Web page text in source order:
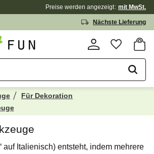
Nächste Lieferung
Preise werden angezeigt mit MwSt.
Für Dekoration
auf Italienisch) entsteht, indem mehrere